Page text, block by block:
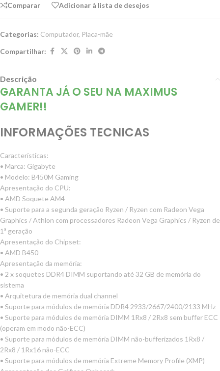
Comparar Adicionar à lista de desejos
Categorias: Computador, Placa-mãe
Compartilhar:
Descrição
GARANTA JÁ O SEU NA MAXIMUS
GAMER!!
INFORMAÇÕES TECNICAS
Características:
• Marca: Gigabyte
• Modelo: B450M Gaming
Apresentação do CPU:
• AMD Soquete AM4
• Suporte para a segunda geração Ryzen / Ryzen com Radeon Vega
Graphics / Athlon com processadores Radeon Vega Graphics / Ryzen de
1ª geração
Apresentação do Chipset:
• AMD B450
Apresentação da memória:
• 2 x soquetes DDR4 DIMM suportando até 32 GB de memória do
sistema
• Arquitetura de memória dual channel
• Suporte para módulos de memória DDR4 2933/2667/2400/2133 MHz
• Suporte para módulos de memória DIMM 1Rx8 / 2Rx8 sem buffer ECC
(operam em modo não-ECC)
• Suporte para módulos de memória DIMM não-bufferizados 1Rx8 /
2Rx8 / 1Rx16 não-ECC
• Suporte para módulos de memória Extreme Memory Profile (XMP)